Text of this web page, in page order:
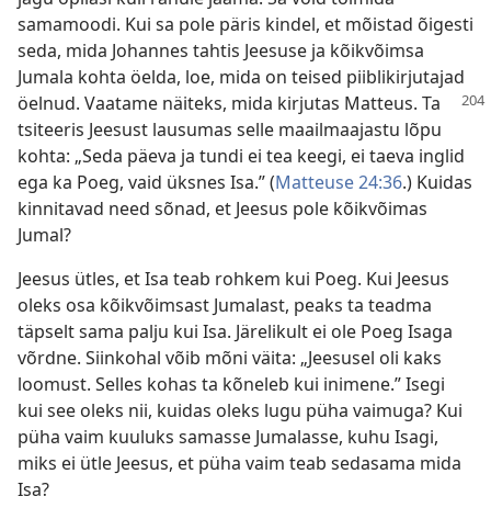
samamoodi. Kui sa pole päris kindel, et mõistad õigesti
seda, mida Johannes tahtis Jeesuse ja kõikvõimsa
Jumala kohta öelda, loe, mida on teised piiblikirjutajad
öelnud. Vaatame näiteks, mida kirjutas Matteus. Ta
tsiteeris Jeesust lausumas selle maailmaajastu lõpu
kohta: „Seda päeva ja tundi ei tea keegi, ei taeva inglid
ega ka Poeg, vaid üksnes Isa.” (Matteuse 24:36.) Kuidas
kinnitavad need sõnad, et Jeesus pole kõikvõimas
Jumal?
Jeesus ütles, et Isa teab rohkem kui Poeg. Kui Jeesus
oleks osa kõikvõimsast Jumalast, peaks ta teadma
täpselt sama palju kui Isa. Järelikult ei ole Poeg Isaga
võrdne. Siinkohal võib mõni väita: „Jeesusel oli kaks
loomust. Selles kohas ta kõneleb kui inimene.” Isegi
kui see oleks nii, kuidas oleks lugu püha vaimuga? Kui
püha vaim kuuluks samasse Jumalasse, kuhu Isagi,
miks ei ütle Jeesus, et püha vaim teab sedasama mida
Isa?